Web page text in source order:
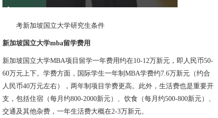
考新加坡国立大学研究生条件
新加坡国立大学mba留学费用
新加坡国立大学MBA项目留学一年费用约在10-12万新元，即人民币50-
60万元上下。学费方面，国际学生一年制MBA学费约7.6万新元（约合
人民币40万元左右），两年制项目学费更高。此外，生活费也是重要开
支，包括住宿（每月约800-2000新元）、饮食（每月约500-800新元）、
交通及其他杂费，一年生活费大概在2-3万新元。